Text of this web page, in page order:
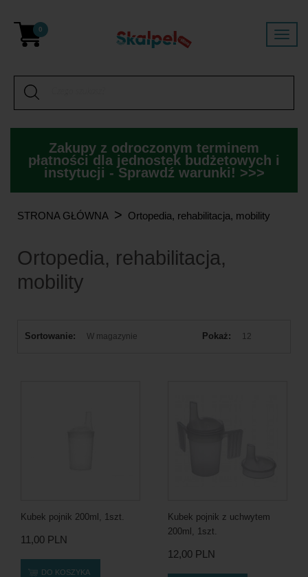
0
Zakupy z odroczonym terminem
płatności dla jednostek budżetowych i
instytucji - Sprawdź warunki! >>>
STRONA GŁÓWNA > Ortopedia, rehabilitacja, mobility
Ortopedia, rehabilitacja,
mobility
Sortowanie: W magazynie Pokaż: 12
Kubek pojnik 200ml, 1szt.
11,00 PLN
DO KOSZYKA
Kubek pojnik z uchwytem
200ml, 1szt.
12,00 PLN